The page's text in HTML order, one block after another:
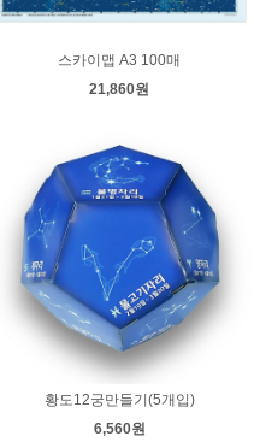
스카이맵 A3 100매
21,860원
황도12궁만들기(5개입)
6,560원